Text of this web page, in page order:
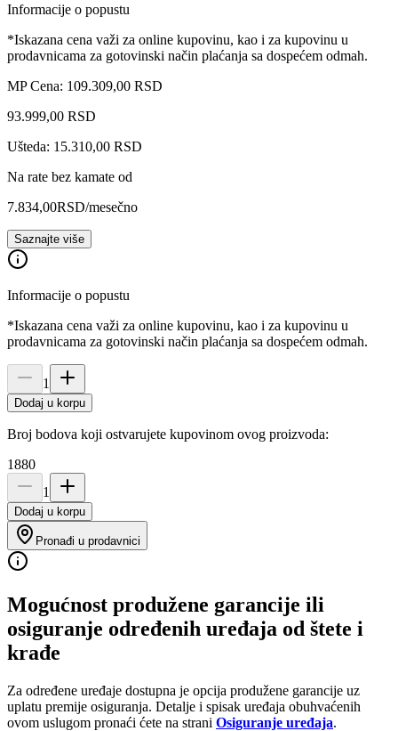
Informacije o popustu
*Iskazana cena važi za online kupovinu, kao i za kupovinu u
prodavnicama za gotovinski način plaćanja sa dospećem odmah.
MP Cena: 109.309,00 RSD
93.999,00 RSD
Ušteda: 15.310,00 RSD
Na rate bez kamate od
7.834,00RSD/mesečno
Saznajte više
Informacije o popustu
*Iskazana cena važi za online kupovinu, kao i za kupovinu u
prodavnicama za gotovinski način plaćanja sa dospećem odmah.
1
Dodaj u korpu
Broj bodova koji ostvarujete kupovinom ovog proizvoda:
1880
1
Dodaj u korpu
Pronađi u prodavnici
Mogućnost produžene garancije ili
osiguranje određenih uređaja od štete i
krađe
Za određene uređaje dostupna je opcija produžene garancije uz
uplatu premije osiguranja. Detalje i spisak uređaja obuhvaćenih
ovom uslugom pronaći ćete na strani Osiguranje uređaja.